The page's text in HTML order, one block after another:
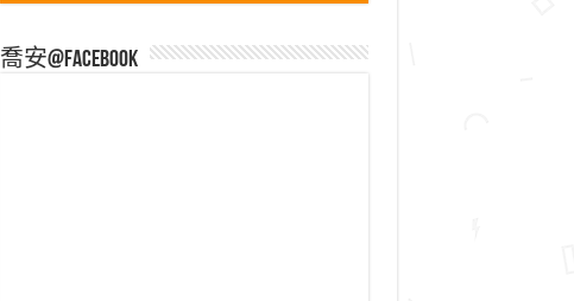
喬安@Facebook